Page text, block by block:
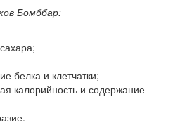
Бомббар:
белка и клетчатки;
калорийность и содержание